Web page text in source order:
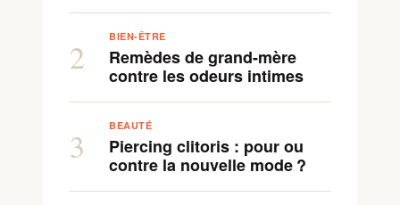
2
BIEN-ÊTRE
Remèdes de grand-mère
contre les odeurs intimes
3
BEAUTÉ
Piercing clitoris : pour ou
contre la nouvelle mode ?